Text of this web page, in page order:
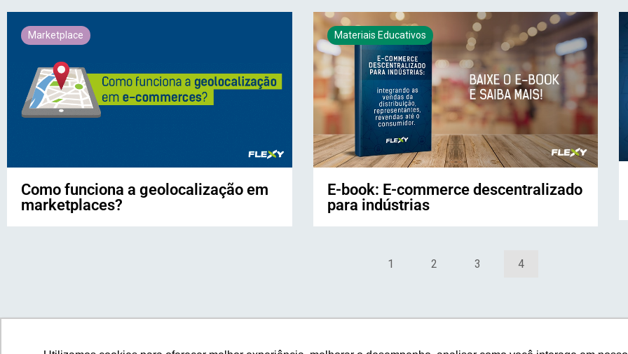
Marketplace
Como funciona a geolocalização em
marketplaces?
Materiais Educativos
E-book: E-commerce descentralizado
para indústrias
1 2 3 4